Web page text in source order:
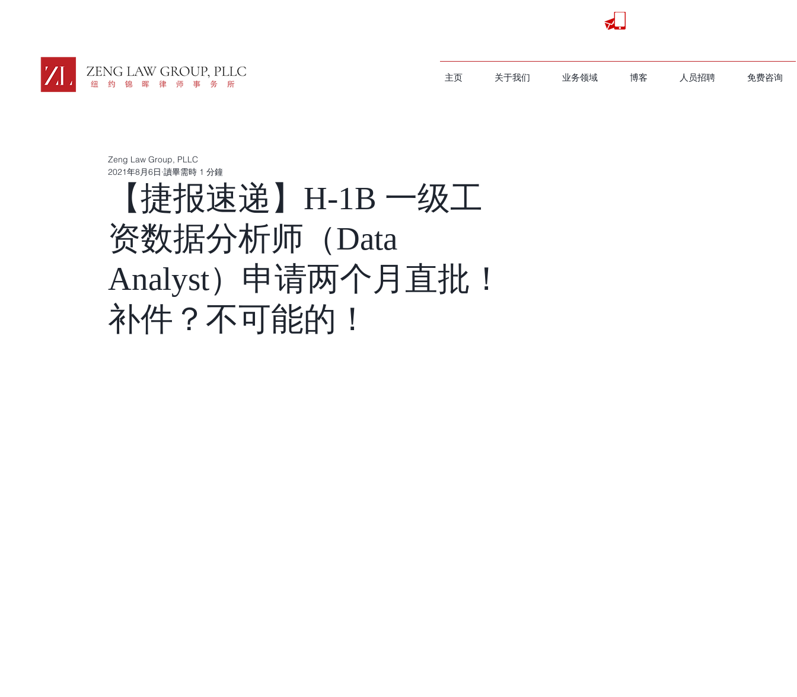
主页 关于我们 业务领域 ​博客 人员招聘 免费咨询
【捷报速递】H-1B 一级工
资数据分析师（Data
Analyst）申请两个月直批！
补件？不可能的！
Zeng Law Group, PLLC
2021年8月6日 讀畢需時 1 分鐘